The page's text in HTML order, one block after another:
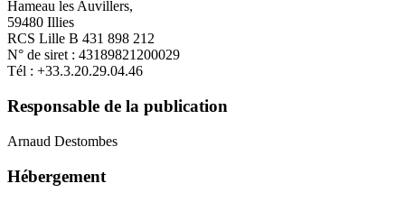
Hameau les Auvillers,
59480 Illies
RCS Lille B 431 898 212
N° de siret : 43189821200029
Tél : +33.3.20.29.04.46
Responsable de la publication
Arnaud Destombes
Hébergement